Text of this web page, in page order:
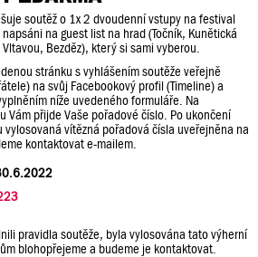
soutěž o 1x 2 dvoudenní vstupy na festival
napsáni na guest list na hrad (Točník, Kunětická
Bezděz), který si sami vyberou.
stránku s vyhlášením soutěže veřejně
na svůj Facebookový profil (Timeline) a
níže uvedeného formuláře. Na
Vám přijde Vaše pořadové číslo. Po ukončení
vítězná pořadová čísla uveřejněna na
kontaktovat e-mailem.
pravidla soutěže, byla vylosována tato výherní
blohopřejeme a budeme je kontaktovat.